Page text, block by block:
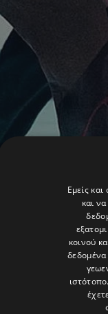
Εμείς
και
κοινού